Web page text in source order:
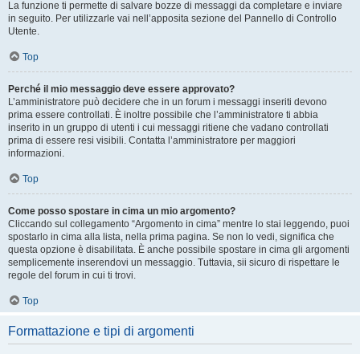
La funzione ti permette di salvare bozze di messaggi da completare e inviare
in seguito. Per utilizzarle vai nell’apposita sezione del Pannello di Controllo
Utente.
Top
Perché il mio messaggio deve essere approvato?
L’amministratore può decidere che in un forum i messaggi inseriti devono
prima essere controllati. È inoltre possibile che l’amministratore ti abbia
inserito in un gruppo di utenti i cui messaggi ritiene che vadano controllati
prima di essere resi visibili. Contatta l’amministratore per maggiori
informazioni.
Top
Come posso spostare in cima un mio argomento?
Cliccando sul collegamento “Argomento in cima” mentre lo stai leggendo, puoi
spostarlo in cima alla lista, nella prima pagina. Se non lo vedi, significa che
questa opzione è disabilitata. È anche possibile spostare in cima gli argomenti
semplicemente inserendovi un messaggio. Tuttavia, sii sicuro di rispettare le
regole del forum in cui ti trovi.
Top
Formattazione e tipi di argomenti